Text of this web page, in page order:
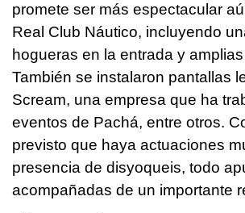
promete ser más espectacular
Real Club Náutico, incluyendo
hogueras en la entrada y
También se instalaron pantallas
Scream, una empresa que ha
eventos de Pachá, entre otros.
previsto que haya actuaciones
presencia de disyoqueis, todo
acompañadas de un importante